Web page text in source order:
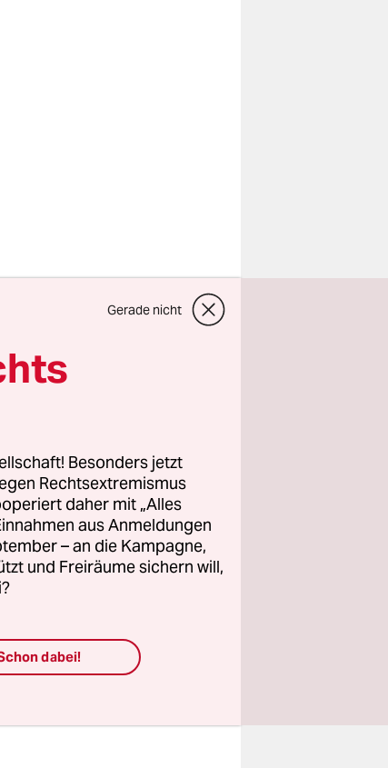
die
dich
ich
im
High
Gerade nicht
Besonders jetzt
Rechtsextremismus
daher mit „Alles
aus Anmeldungen
– an die Kampagne,
und Freiräume sichern will,
dabei!